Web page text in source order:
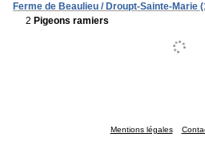
Ferme de Beaulieu / Droupt-Sainte-Marie
2 Pigeons ramiers
Mentions légales